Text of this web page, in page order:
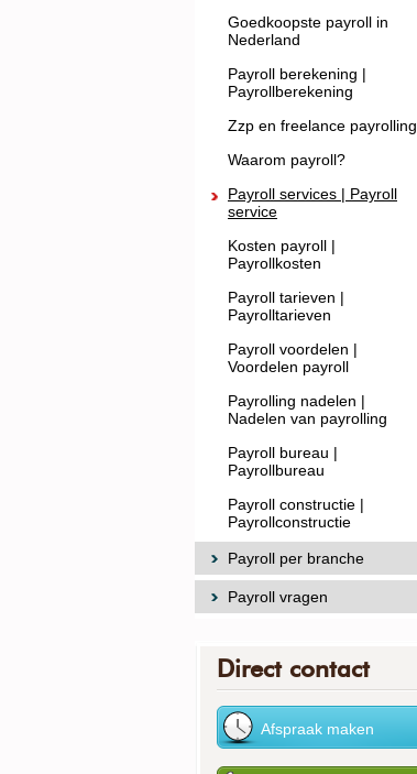
Goedkoopste payroll in
Nederland
Payroll berekening |
Payrollberekening
Zzp en freelance payrolling
Waarom payroll?
Payroll services | Payroll
service
Kosten payroll |
Payrollkosten
Payroll tarieven |
Payrolltarieven
Payroll voordelen |
Voordelen payroll
Payrolling nadelen |
Nadelen van payrolling
Payroll bureau |
Payrollbureau
Payroll constructie |
Payrollconstructie
Payroll per branche
Payroll vragen
Direct contact